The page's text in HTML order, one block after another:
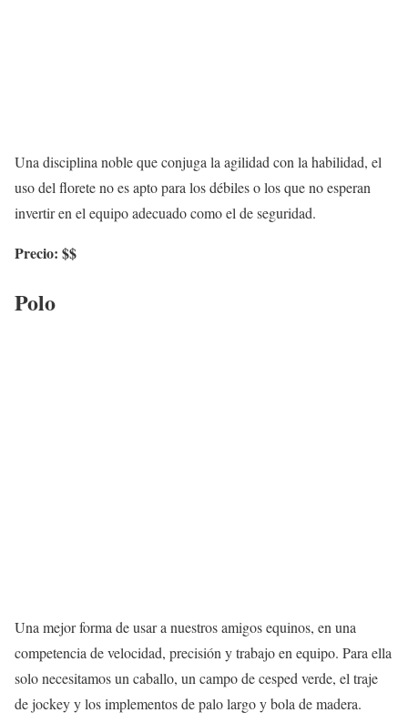
Una disciplina noble que conjuga la agilidad con la habilidad, el
uso del florete no es apto para los débiles o los que no esperan
invertir en el equipo adecuado como el de seguridad.
Precio: $$
Polo
Una mejor forma de usar a nuestros amigos equinos, en una
competencia de velocidad, precisión y trabajo en equipo. Para ella
solo necesitamos un caballo, un campo de cesped verde, el traje
de jockey y los implementos de palo largo y bola de madera.